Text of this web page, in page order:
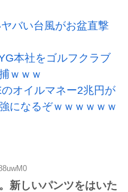
バい台風がお盆直撃
本社をゴルフクラブ
ｗｗｗ
のオイルマネー2兆円が
になるぞｗｗｗｗｗｗ
新しいパンツをはいた